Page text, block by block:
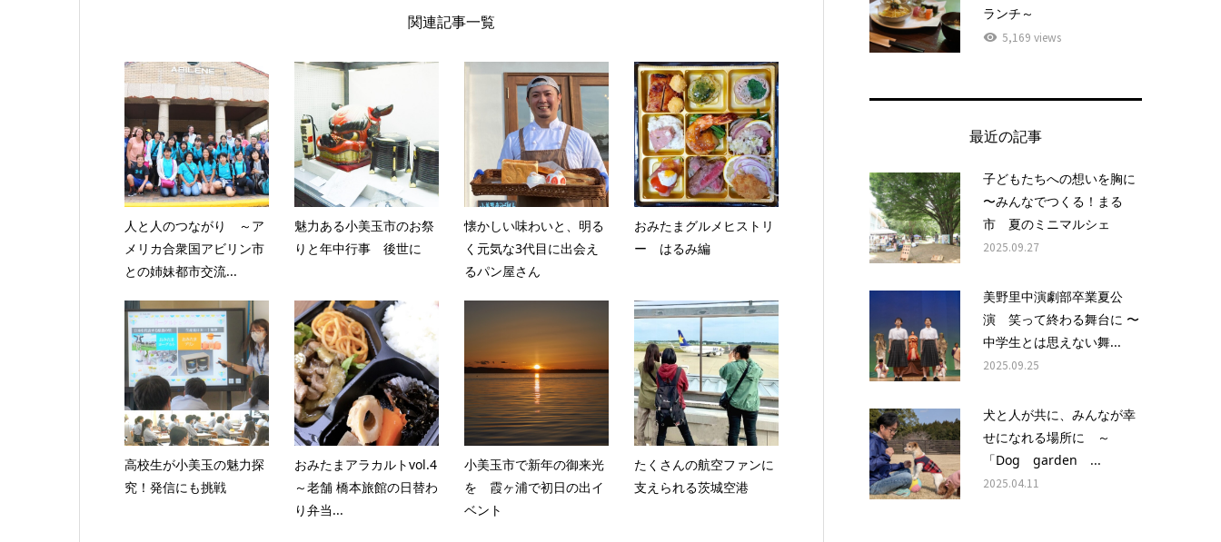
関連記事一覧
人と人のつながり ～ア
メリカ合衆国アビリン市
との姉妹都市交流...
魅力ある小美玉市のお祭
りと年中行事 後世に
懐かしい味わいと、明る
く元気な3代目に出会え
るパン屋さん
おみたまグルメヒストリ
ー はるみ編
高校生が小美玉の魅力探
究！発信にも挑戦
おみたまアラカルトvol.4
～老舗 橋本旅館の日替わ
り弁当...
小美玉市で新年の御来光
を 霞ヶ浦で初日の出イ
ベント
たくさんの航空ファンに
支えられる茨城空港
ランチ～
5,169 views
最近の記事
子どもたちへの想いを胸に
〜みんなでつくる！まる
市 夏のミニマルシェ
2025.09.27
美野里中演劇部卒業夏公
演 笑って終わる舞台に 〜
中学生とは思えない舞...
2025.09.25
犬と人が共に、みんなが幸
せになれる場所に ～
「Dog garden ...
2025.04.11